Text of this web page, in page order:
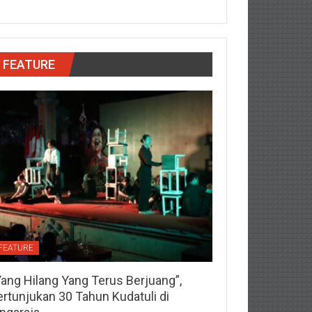
FEATURE
Hilang Yang Terus Berjuang”,
30 Tahun Kudatuli di